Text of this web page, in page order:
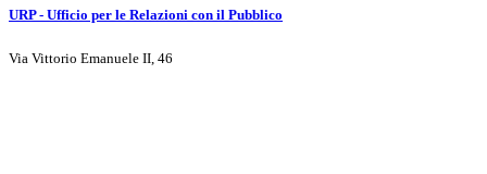
URP - Ufficio per le Relazioni con il Pubblico
Via Vittorio Emanuele II, 46